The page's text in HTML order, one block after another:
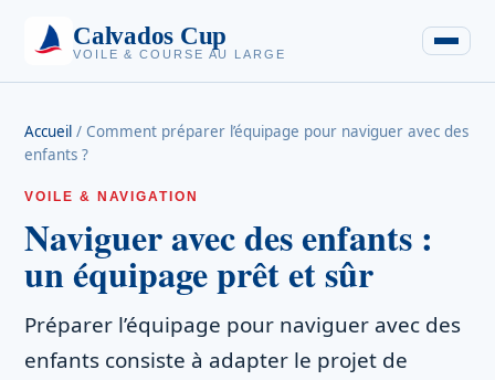
Calvados Cup
VOILE & COURSE AU LARGE
Accueil / Comment préparer l’équipage pour naviguer avec des
enfants ?
VOILE & NAVIGATION
Naviguer avec des enfants :
un équipage prêt et sûr
Préparer l’équipage pour naviguer avec des
enfants consiste à adapter le projet de